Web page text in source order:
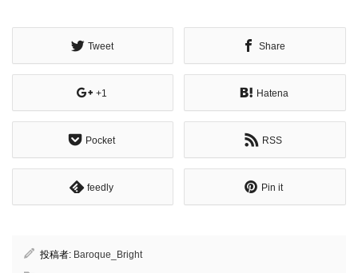
Tweet Share
+1 Hatena
Pocket RSS
feedly Pin it
投稿者: Baroque_Bright